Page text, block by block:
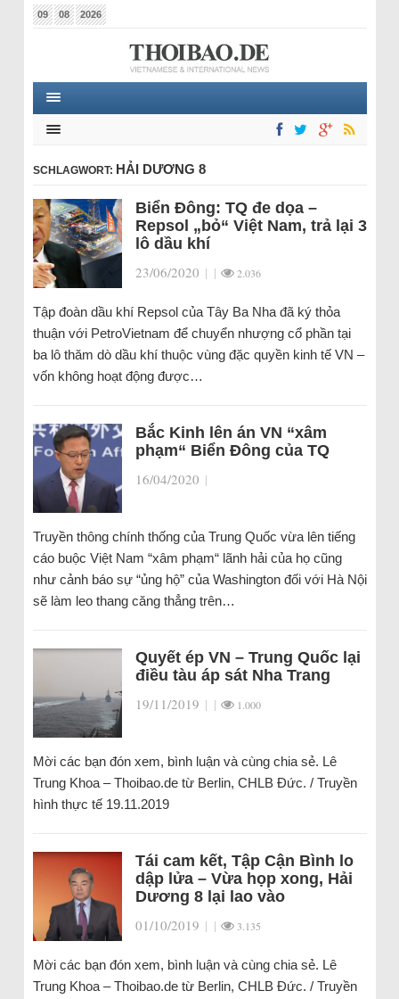
09 08 2026
SCHLAGWORT: HẢI DƯƠNG 8
Biển Đông: TQ đe dọa –
Repsol „bỏ“ Việt Nam, trả lại 3
lô dầu khí
23/06/2020 | | 2.036
Tập đoàn dầu khí Repsol của Tây Ba Nha đã ký thỏa
thuận với PetroVietnam để chuyển nhượng cổ phần tại
ba lô thăm dò dầu khí thuộc vùng đặc quyền kinh tế VN –
vốn không hoạt động được…
Bắc Kinh lên án VN “xâm
phạm“ Biển Đông của TQ
16/04/2020 |
Truyền thông chính thống của Trung Quốc vừa lên tiếng
cáo buộc Việt Nam “xâm phạm“ lãnh hải của họ cũng
như cảnh báo sự “ủng hộ” của Washington đối với Hà Nội
sẽ làm leo thang căng thẳng trên…
Quyết ép VN – Trung Quốc lại
điều tàu áp sát Nha Trang
19/11/2019 | | 1.000
Mời các bạn đón xem, bình luận và cùng chia sẻ. Lê
Trung Khoa – Thoibao.de từ Berlin, CHLB Đức. / Truyền
hình thực tế 19.11.2019
Tái cam kết, Tập Cận Bình lo
dập lửa – Vừa họp xong, Hải
Dương 8 lại lao vào
01/10/2019 | | 3.135
Mời các bạn đón xem, bình luận và cùng chia sẻ. Lê
Trung Khoa – Thoibao.de từ Berlin, CHLB Đức. / Truyền